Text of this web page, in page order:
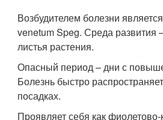
Возбудителем болезни
venetum Speg. Среда развития
листья растения.
Опасный период – дни с
Болезнь быстро
посадках.
Проявляет себя как